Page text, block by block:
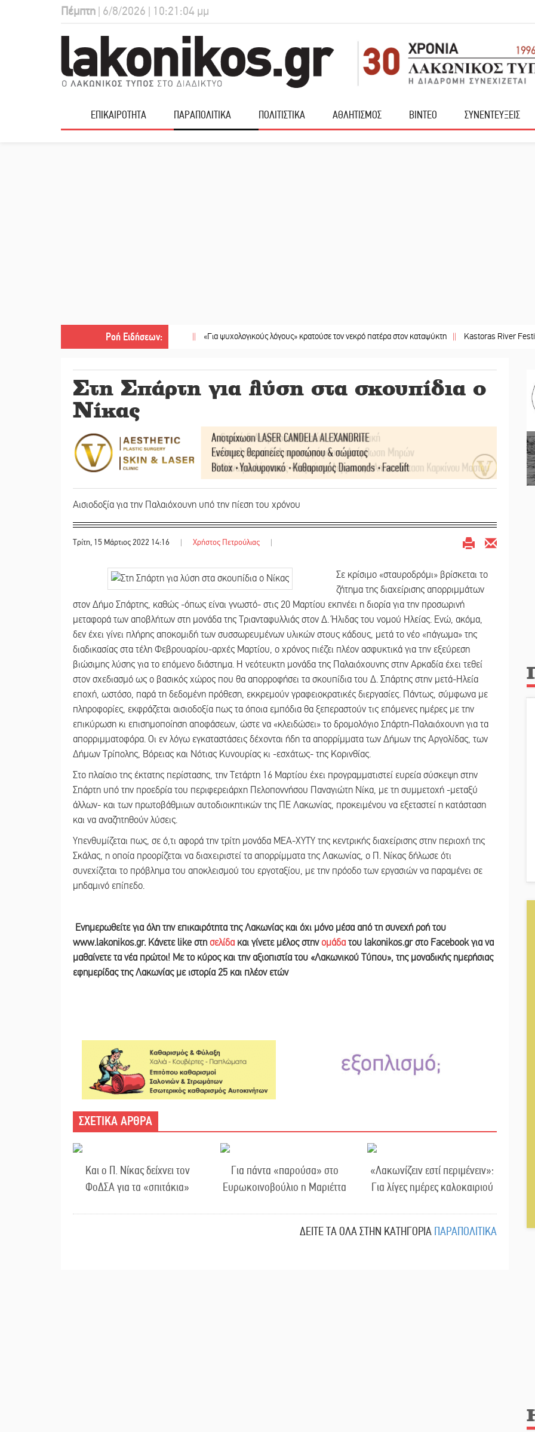
Πέμπτη | 6/8/2026 | 10:21:05 μμ
ΕΠΙΚΑΙΡΟΤΗΤΑ ΠΑΡΑΠΟΛΙΤΙΚΑ ΠΟΛΙΤΙΣΤΙΚΑ ΑΘΛΗΤΙΣΜΟΣ ΒΙΝΤΕΟ ΣΥΝΕΝΤΕΥΞΕΙΣ
Ροή Ειδήσεων:
|| «Για ψυχολογικούς λόγους» κρατούσε τον νεκρό πατέρα στον καταψύκτη || Kastoras River Festival 2026: Ένα
Στη Σπάρτη για λύση στα σκουπίδια ο
Νίκας
Αισιοδοξία για την Παλαιόχουνη υπό την πίεση του χρόνου
Τρίτη, 15 Μάρτιος 2022 14:16 | Χρήστος Πετρούλιας |
Σε κρίσιμο «σταυροδρόμι» βρίσκεται το
ζήτημα της διαχείρισης απορριμμάτων
στον Δήμο Σπάρτης, καθώς -όπως είναι γνωστό- στις 20 Μαρτίου εκπνέει η διορία για την προσωρινή
μεταφορά των αποβλήτων στη μονάδα της Τριανταφυλλιάς στον Δ. Ήλιδας του νομού Ηλείας. Ενώ, ακόμα,
δεν έχει γίνει πλήρης αποκομιδή των συσσωρευμένων υλικών στους κάδους, μετά το νέο «πάγωμα» της
διαδικασίας στα τέλη Φεβρουαρίου-αρχές Μαρτίου, ο χρόνος πιέζει πλέον ασφυκτικά για την εξεύρεση
βιώσιμης λύσης για το επόμενο διάστημα. Η νεότευκτη μονάδα της Παλαιόχουνης στην Αρκαδία έχει τεθεί
στον σχεδιασμό ως ο βασικός χώρος που θα απορροφήσει τα σκουπίδια του Δ. Σπάρτης στην μετά-Ηλεία
εποχή, ωστόσο, παρά τη δεδομένη πρόθεση, εκκρεμούν γραφειοκρατικές διεργασίες. Πάντως, σύμφωνα με
πληροφορίες, εκφράζεται αισιοδοξία πως τα όποια εμπόδια θα ξεπεραστούν τις επόμενες ημέρες με την
επικύρωση κι επισημοποίηση αποφάσεων, ώστε να «κλειδώσει» το δρομολόγιο Σπάρτη-Παλαιόχουνη για τα
απορριμματοφόρα. Οι εν λόγω εγκαταστάσεις δέχονται ήδη τα απορρίμματα των Δήμων της Αργολίδας, των
Δήμων Τρίπολης, Βόρειας και Νότιας Κυνουρίας κι -εσχάτως- της Κορινθίας.
Στο πλαίσιο της έκτατης περίστασης, την Τετάρτη 16 Μαρτίου έχει προγραμματιστεί ευρεία σύσκεψη στην
Σπάρτη υπό την προεδρία του περιφερειάρχη Πελοποννήσου Παναγιώτη Νίκα, με τη συμμετοχή -μεταξύ
άλλων- και των πρωτοβάθμιων αυτοδιοικητικών της ΠΕ Λακωνίας, προκειμένου να εξεταστεί η κατάσταση
και να αναζητηθούν λύσεις.
Υπενθυμίζεται πως, σε ό,τι αφορά την τρίτη μονάδα ΜΕΑ-ΧΥΤΥ της κεντρικής διαχείρισης στην περιοχή της
Σκάλας, η οποία προορίζεται να διαχειριστεί τα απορρίμματα της Λακωνίας, ο Π. Νίκας δήλωσε ότι
συνεχίζεται το πρόβλημα του αποκλεισμού του εργοταξίου, με την πρόοδο των εργασιών να παραμένει σε
μηδαμινό επίπεδο.
Ενημερωθείτε για όλη την επικαιρότητα της Λακωνίας και όχι μόνο μέσα από τη συνεχή ροή του
www.lakonikos.gr. Κάνετε like στη σελίδα και γίνετε μέλος στηνομάδα του lakonikos.gr στο Facebook για να
μαθαίνετε τα νέα πρώτοι! Με το κύρος και την αξιοπιστία του «Λακωνικού Τύπου», της μοναδικής ημερήσιας
εφημερίδας της Λακωνίας με ιστορία 25 και πλέον ετών
ΣΧΕΤΙΚΑ ΑΡΘΡΑ
Και ο Π. Νίκας δείχνει τον
ΦοΔΣΑ για τα «σπιτάκια»
Για πάντα «παρούσα» στο
Ευρωκοινοβούλιο η Μαριέττα
«Λακωνίζειν εστί περιμένειν»:
Για λίγες ημέρες καλοκαιριού
ΔΕΙΤΕ ΤΑ ΟΛΑ ΣΤΗΝ ΚΑΤΗΓΟΡΙΑ ΠΑΡΑΠΟΛΙΤΙΚΑ